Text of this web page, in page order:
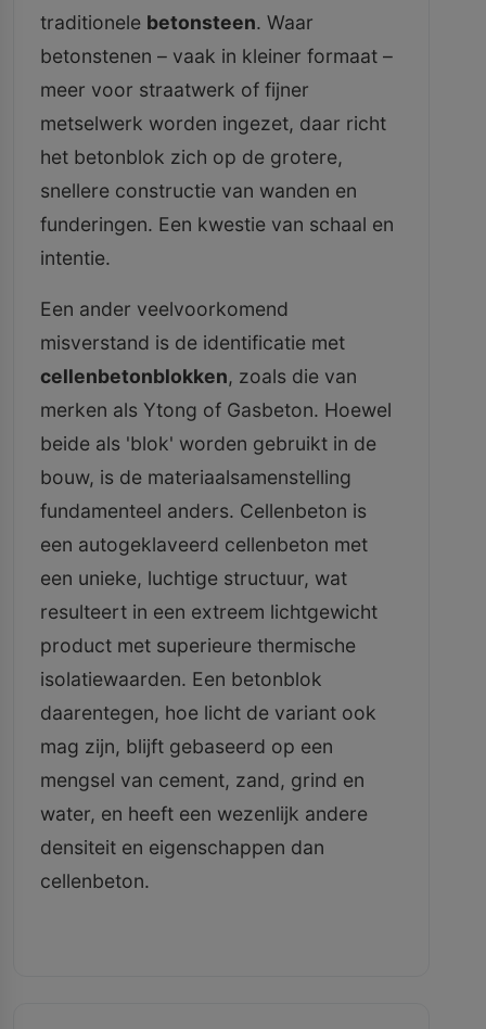
traditionele betonsteen. Waar
betonstenen – vaak in kleiner formaat –
meer voor straatwerk of fijner
metselwerk worden ingezet, daar richt
het betonblok zich op de grotere,
snellere constructie van wanden en
funderingen. Een kwestie van schaal en
intentie.
Een ander veelvoorkomend
misverstand is de identificatie met
cellenbetonblokken, zoals die van
merken als Ytong of Gasbeton. Hoewel
beide als 'blok' worden gebruikt in de
bouw, is de materiaalsamenstelling
fundamenteel anders. Cellenbeton is
een autogeklaveerd cellenbeton met
een unieke, luchtige structuur, wat
resulteert in een extreem lichtgewicht
product met superieure thermische
isolatiewaarden. Een betonblok
daarentegen, hoe licht de variant ook
mag zijn, blijft gebaseerd op een
mengsel van cement, zand, grind en
water, en heeft een wezenlijk andere
densiteit en eigenschappen dan
cellenbeton.